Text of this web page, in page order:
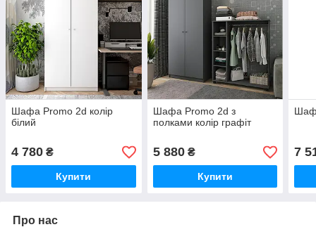
Шафа Promo 2d колір
білий
4 780 ₴
Купити
Шафа Promo 2d з
полками колір графіт
5 880₴
Купити
7
Про нас